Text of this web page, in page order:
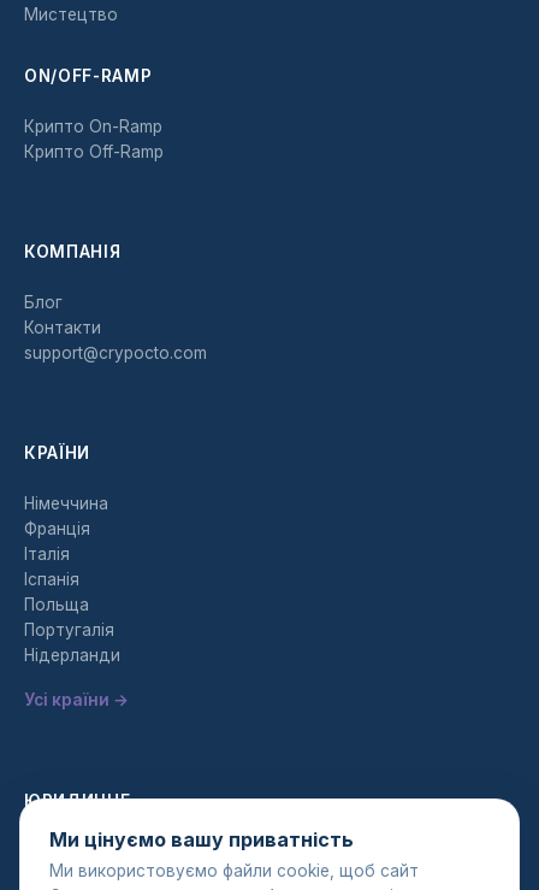
Мистецтво
ON/OFF-RAMP
Крипто On-Ramp
Крипто Off-Ramp
КОМПАНІЯ
Блог
Контакти
support@crypocto.com
КРАЇНИ
Німеччина
Франція
Італія
Іспанія
Польща
Португалія
Нідерланди
Усі країни →
ЮРИДИЧНЕ
Політика конфіденційності
Умови надання послуг
Ми цінуємо вашу приватність
Ми використовуємо файли cookie, щоб сайт